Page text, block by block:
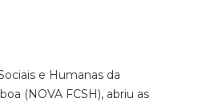
e Humanas da
(NOVA FCSH), abriu as